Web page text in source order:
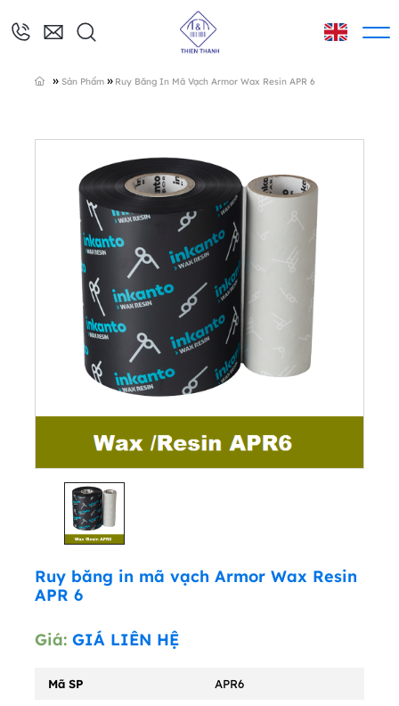
» Sản Phẩm » Ruy Băng In Mã Vạch Armor Wax Resin APR 6
Ruy băng in mã vạch Armor Wax Resin
APR 6
Giá: GIÁ LIÊN HỆ
Mã SP APR6